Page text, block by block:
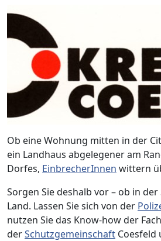
Ob eine Wohnung mitten in der
ein Landhaus abgelegener am
Dorfes, EinbrecherInnen wittern
Sorgen Sie deshalb vor – ob in
Land. Lassen Sie sich von der
nutzen Sie das Know-how der
derSchutzgemeinschaft Coesfeld